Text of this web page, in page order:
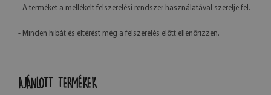
- A terméket a mellékelt felszerelési rendszer használatával szerelje fel.
- Minden hibát és eltérést még a felszerelés előtt ellenőrizzen.
AJÁNLOTT TERMÉKEK